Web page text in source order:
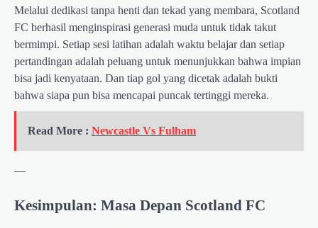
Melalui dedikasi tanpa henti dan tekad yang membara, Scotland
FC berhasil menginspirasi generasi muda untuk tidak takut
bermimpi. Setiap sesi latihan adalah waktu belajar dan setiap
pertandingan adalah peluang untuk menunjukkan bahwa impian
bisa jadi kenyataan. Dan tiap gol yang dicetak adalah bukti
bahwa siapa pun bisa mencapai puncak tertinggi mereka.
Read More : Newcastle Vs Fulham
—
Kesimpulan: Masa Depan Scotland FC